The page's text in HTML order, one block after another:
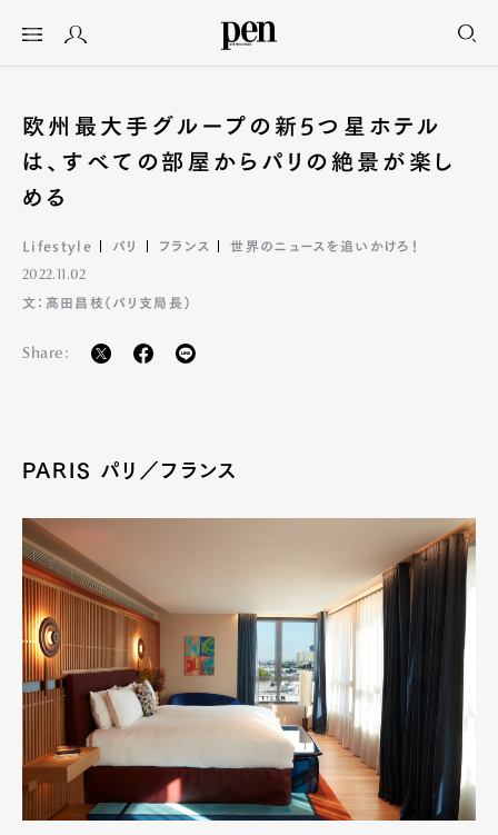
欧州最大手グループの新5つ星ホテル
は、すべての部屋からパリの絶景が楽し
める
Lifestyle パリ フランス 世界のニュースを追いかけろ！
2022.11.02
文：髙田昌枝（パリ支局長）
Share:
PARIS パリ／フランス